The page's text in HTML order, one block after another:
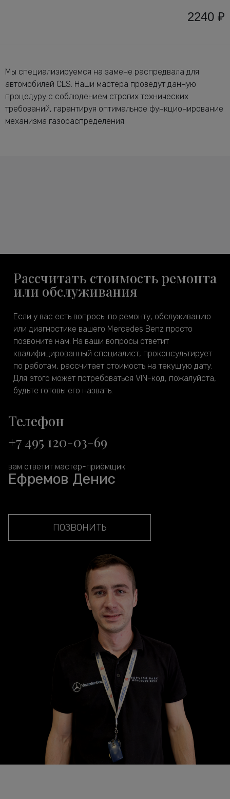
2240 ₽
Мы специализируемся на замене распредвала для
автомобилей CLS. Наши мастера проведут данную
процедуру с соблюдением строгих технических
требований, гарантируя оптимальное функционирование
механизма газораспределения.
Рассчитать стоимость ремонта
или обслуживания
Если у вас есть вопросы по ремонту, обслуживанию
или диагностике вашего Mercedes Benz просто
позвоните нам. На ваши вопросы ответит
квалифицированный специалист, проконсультирует
по работам, рассчитает стоимость на текущую дату.
Для этого может потребоваться VIN-код, пожалуйста,
будьте готовы его назвать.
Телефон
+7 495 120-03-69
вам ответит мастер-приёмщик
Ефремов Денис
ПОЗВОНИТЬ